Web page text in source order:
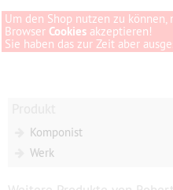
Um den Shop nutzen zu können,
Browser Cookies akzeptieren!
Sie haben das zur Zeit aber
Komponist
Werk